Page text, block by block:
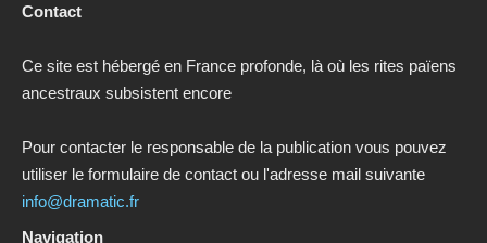
Contact
Ce site est hébergé en France profonde, là où les rites païens
ancestraux subsistent encore
Pour contacter le responsable de la publication vous pouvez
utiliser le formulaire de contact ou l'adresse mail suivante
info@dramatic.fr
Navigation